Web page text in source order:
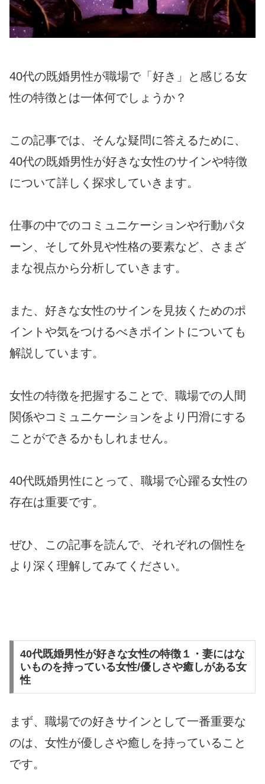
40代の既婚男性が職場で「好き」と感じる女
性の特徴とは一体何でしょうか？
この記事では、そんな疑問に答えるために、
40代の既婚男性が好きな女性のサインや特徴
について詳しく探求していきます。
仕事の中でのコミュニケーションや行動パタ
ーン、そして外見や性格の要素など、さまざ
まな視点から分析していきます。
また、好きな女性のサインを見抜くためのポ
イントや気をつけるべきポイントについても
解説しています。
女性の特徴を把握することで、職場での人間
関係やコミュニケーションをより円滑にする
ことができるかもしれません。
40代既婚男性にとって、職場で心躍る女性の
存在は重要です。
ぜひ、この記事を読んで、それぞれの個性を
より深く理解してみてください。
40代既婚男性が好きな女性の特徴１・妻にはな
いものを持っている女性/優しさや癒しがある女
性
まず、職場での好きサインとして一番重要な
のは、女性が優しさや癒しを持っていること
です。